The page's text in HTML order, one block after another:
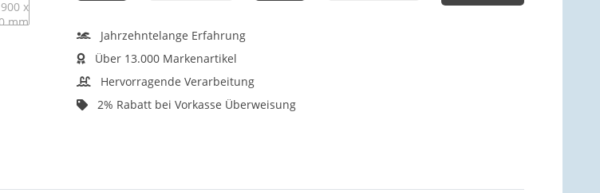
Jahrzehntelange Erfahrung
Über 13.000 Markenartikel
Hervorragende Verarbeitung
2% Rabatt bei Vorkasse Überweisung